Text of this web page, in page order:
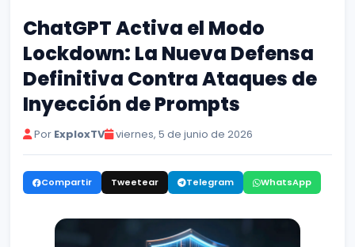
ChatGPT Activa el Modo
Lockdown: La Nueva Defensa
Definitiva Contra Ataques de
Inyección de Prompts
Por ExploxTV viernes, 5 de junio de 2026
Compartir Tweetear Telegram WhatsApp